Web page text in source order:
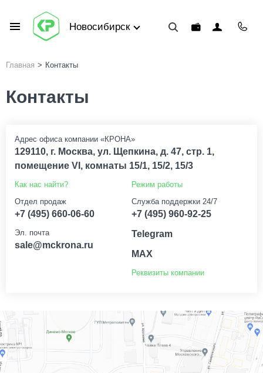
Новосибирск
Главная > Контакты
Контакты
Адрес офиса компании «КРОНА»
129110, г. Москва, ул. Щепкина, д. 47, стр. 1,
помещение VI, комнаты 15/1, 15/2, 15/3
Как нас найти?
Отдел продаж
+7 (495) 660-06-60
Эл. почта
sale@mckrona.ru
Режим работы
Служба поддержки 24/7
+7 (495) 960-92-25
Telegram
MAX
Реквизиты компании